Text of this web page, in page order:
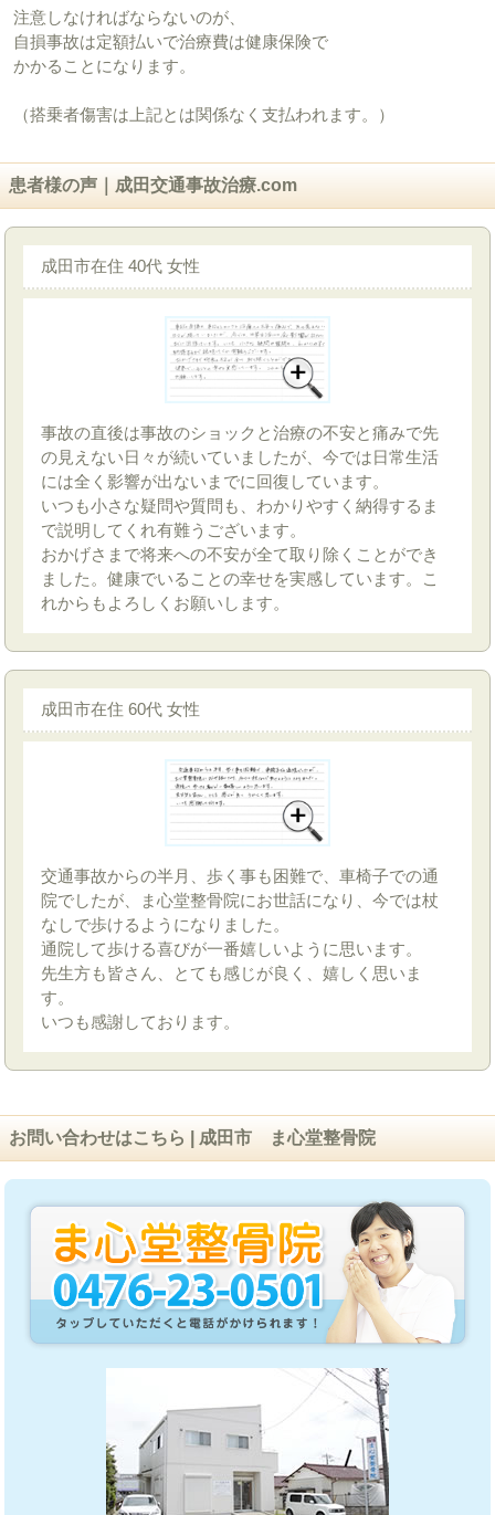
注意しなければならないのが、
自損事故は定額払いで治療費は健康保険で
かかることになります。
（搭乗者傷害は上記とは関係なく支払われます。）
患者様の声｜成田交通事故治療.com
成田市在住 40代 女性
事故の直後は事故のショックと治療の不安と痛みで先
の見えない日々が続いていましたが、今では日常生活
には全く影響が出ないまでに回復しています。
いつも小さな疑問や質問も、わかりやすく納得するま
で説明してくれ有難うございます。
おかげさまで将来への不安が全て取り除くことができ
ました。健康でいることの幸せを実感しています。こ
れからもよろしくお願いします。
成田市在住 60代 女性
交通事故からの半月、歩く事も困難で、車椅子での通
院でしたが、ま心堂整骨院にお世話になり、今では杖
なしで歩けるようになりました。
通院して歩ける喜びが一番嬉しいように思います。
先生方も皆さん、とても感じが良く、嬉しく思いま
す。
いつも感謝しております。
お問い合わせはこちら | 成田市 ま心堂整骨院